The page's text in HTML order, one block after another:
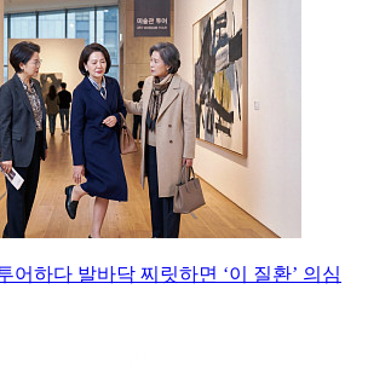
어하다 발바닥 찌릿하면 ‘이 질환’ 의심